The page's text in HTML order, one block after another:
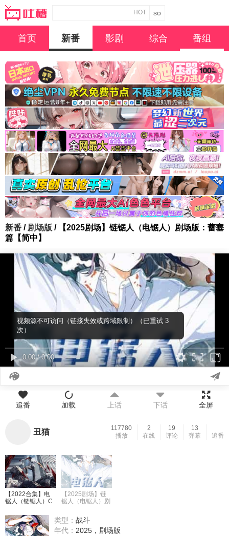
HOT
首页 新番 影剧 综合 番组
新番 / 剧场版 / 【2025剧场】链锯人（电锯人）剧场版：蕾塞
篇【简中】
0:00/0:00
视频源不可访问（链接失效或跨域限制）（已重试 3
次）
追番 加载 上话 下话 全屏
117780
播放
2
在线
19
评论
13
弹幕
追番
丑猫
【2022合集】电
锯人（链锯人）C
12】【极影×动音
漫影】
【2025剧场】链
锯人（电锯人）剧
中】
类型： 战斗
年代： 2025，剧场版